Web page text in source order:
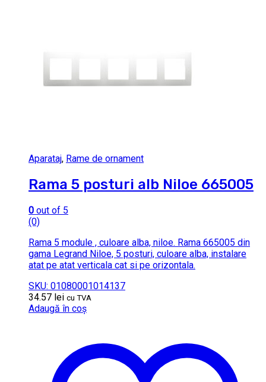
Aparataj, Rame de ornament
Rama 5 posturi alb Niloe 665005
0 out of 5
(0)
Rama 5 module , culoare alba, niloe. Rama 665005 din
gama Legrand Niloe, 5 posturi, culoare alba, instalare
atat pe atat verticala cat si pe orizontala.
SKU: 01080001014137
34.57 lei cu TVA
Adaugă în coș